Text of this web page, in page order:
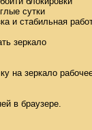
сутки
и стабильная
зеркало
на зеркало
в браузере.